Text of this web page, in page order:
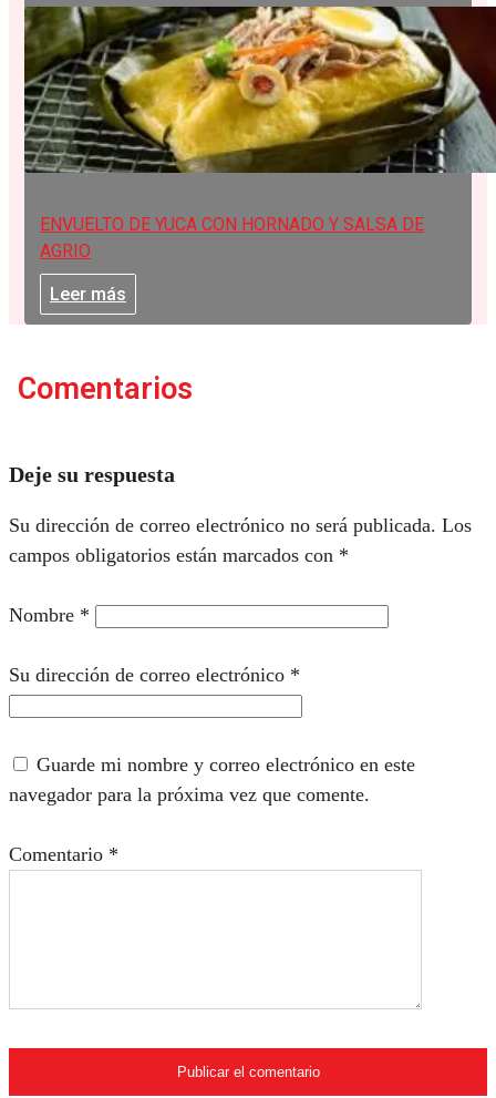
ENVUELTO DE YUCA CON HORNADO Y SALSA DE
AGRIO
Leer más
Comentarios
Deje su respuesta
Su dirección de correo electrónico no será publicada. Los
campos obligatorios están marcados con *
Nombre *
Su dirección de correo electrónico *
Guarde mi nombre y correo electrónico en este
navegador para la próxima vez que comente.
Comentario *